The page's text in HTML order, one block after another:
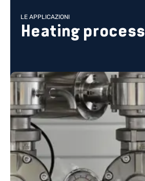
LE APPLICAZIONI
Heating process